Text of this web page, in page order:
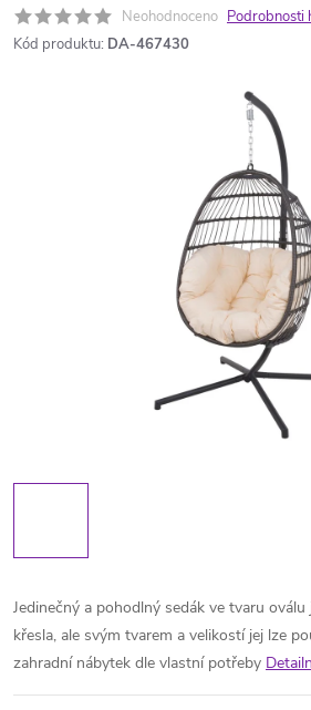
Neohodnoceno Podrobnosti
Kód produktu: DA-467430
Jedinečný a pohodlný sedák ve tvaru
křesla, ale svým tvarem a velikostí jej lze
zahradní nábytek dle vlastní potřeby